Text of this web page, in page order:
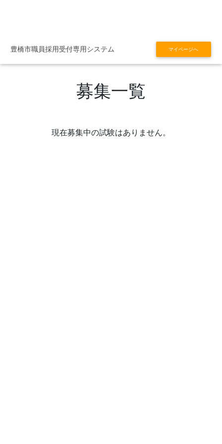
豊橋市職員採用受付専用システム マイページへ
募集一覧
現在募集中の試験はありません。